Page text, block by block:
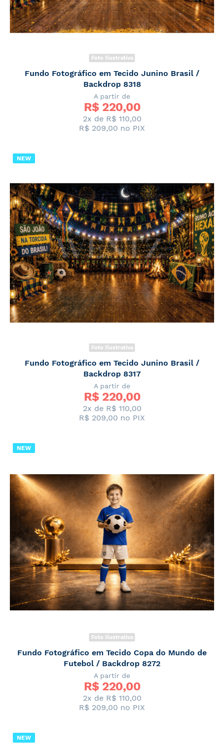
Foto Ilustrativa
Fundo Fotográfico em Tecido Junino Brasil /
Backdrop 8318
A partir de
R$ 220,00
2x de R$ 110,00
R$ 209,00 no PIX
NEW
Foto Ilustrativa
Fundo Fotográfico em Tecido Junino Brasil /
Backdrop 8317
A partir de
R$ 220,00
2x de R$ 110,00
R$ 209,00 no PIX
NEW
Foto Ilustrativa
Fundo Fotográfico em Tecido Copa do Mundo de
Futebol / Backdrop 8272
A partir de
R$ 220,00
2x de R$ 110,00
R$ 209,00 no PIX
NEW